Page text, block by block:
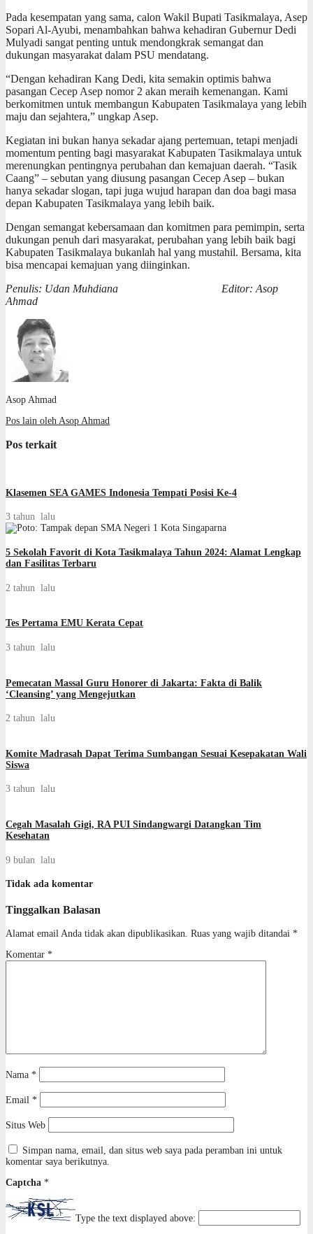
Pada kesempatan yang sama, calon Wakil Bupati Tasikmalaya, Asep
Sopari Al-Ayubi, menambahkan bahwa kehadiran Gubernur Dedi
Mulyadi sangat penting untuk mendongkrak semangat dan
dukungan masyarakat dalam PSU mendatang.
“Dengan kehadiran Kang Dedi, kita semakin optimis bahwa
pasangan Cecep Asep nomor 2 akan meraih kemenangan. Kami
berkomitmen untuk membangun Kabupaten Tasikmalaya yang lebih
maju dan sejahtera,” ungkap Asep.
Kegiatan ini bukan hanya sekadar ajang pertemuan, tetapi menjadi
momentum penting bagi masyarakat Kabupaten Tasikmalaya untuk
merenungkan pentingnya perubahan dan kemajuan daerah. “Tasik
Caang” – sebutan yang diusung pasangan Cecep Asep – bukan
hanya sekadar slogan, tapi juga wujud harapan dan doa bagi masa
depan Kabupaten Tasikmalaya yang lebih baik.
Dengan semangat kebersamaan dan komitmen para pemimpin, serta
dukungan penuh dari masyarakat, perubahan yang lebih baik bagi
Kabupaten Tasikmalaya bukanlah hal yang mustahil. Bersama, kita
bisa mencapai kemajuan yang diinginkan.
Penulis: Udan Muhdiana Editor: Asop
Ahmad
Asop Ahmad
Pos lain oleh Asop Ahmad
Pos terkait
Klasemen SEA GAMES Indonesia Tempati Posisi Ke-4
3 tahun lalu
5 Sekolah Favorit di Kota Tasikmalaya Tahun 2024: Alamat Lengkap
dan Fasilitas Terbaru
2 tahun lalu
Tes Pertama EMU Kerata Cepat
3 tahun lalu
Pemecatan Massal Guru Honorer di Jakarta: Fakta di Balik
‘Cleansing’ yang Mengejutkan
2 tahun lalu
Komite Madrasah Dapat Terima Sumbangan Sesuai Kesepakatan Wali
Siswa
3 tahun lalu
Cegah Masalah Gigi, RA PUI Sindangwargi Datangkan Tim
Kesehatan
9 bulan lalu
Tidak ada komentar
Tinggalkan Balasan
Alamat email Anda tidak akan dipublikasikan. Ruas yang wajib ditandai *
Komentar *
Nama *
Email *
Situs Web
Simpan nama, email, dan situs web saya pada peramban ini untuk
komentar saya berikutnya.
Captcha *
Type the text displayed above: